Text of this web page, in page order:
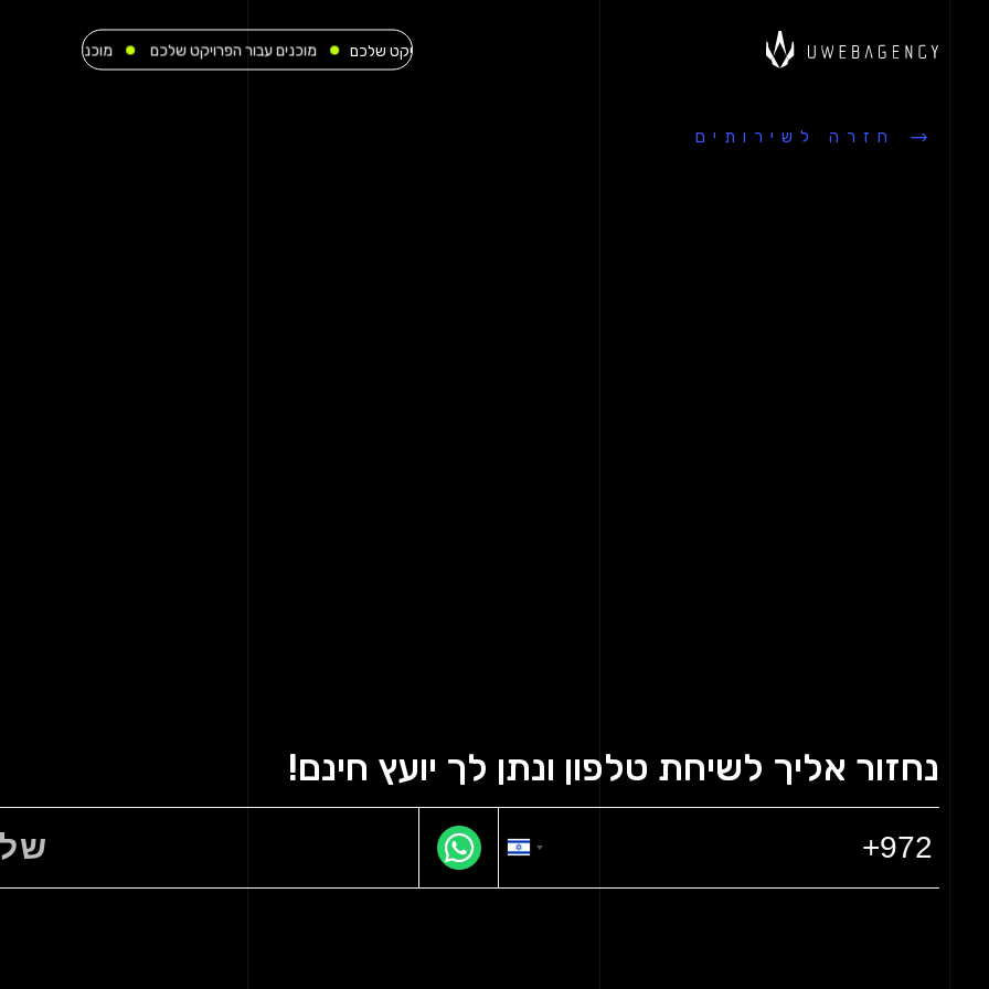
חזרה לשירותים
נחזור אליך לשיחת טלפון ונתן לך יועץ חינם!
מוכנים עבור הפרויקט שלכם מוכנים עבור הפרויקט מוכנים עבור הפרויקט שלכם מוכנים עבור הפרויקט שלכם